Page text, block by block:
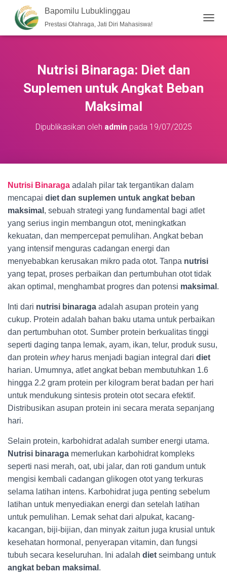
Bapomilu Lubuklinggau
Prestasi Olahraga, Jati Diri Mahasiswa!
O
Nutrisi Binaraga: Diet dan
Suplemen untuk Angkat Beban
Maksimal
Dipublikasikan oleh adminpada 19/07/2025
Nutrisi Binaraga adalah pilar tak tergantikan dalam
mencapai diet dan suplemen untuk angkat beban
maksimal , sebuah strategi yang fundamental bagi atlet
yang serius ingin membangun otot, meningkatkan
kekuatan, dan mempercepat pemulihan. Angkat beban
yang intensif menguras cadangan energi dan
menyebabkan kerusakan mikro pada otot. Tanpa nutrisi
yang tepat, proses perbaikan dan pertumbuhan otot tidak
akan optimal, menghambat progres dan potensi maksimal .
Inti dari nutrisi binaraga adalah asupan protein yang
cukup. Protein adalah bahan baku utama untuk perbaikan
dan pertumbuhan otot. Sumber protein berkualitas tinggi
seperti daging tanpa lemak, ayam, ikan, telur, produk susu,
dan protein wheyharus menjadi bagian integral dari diet
harian. Umumnya, atlet angkat beban membutuhkan 1.6
hingga 2.2 gram protein per kilogram berat badan per hari
untuk mendukung sintesis protein otot secara efektif.
Distribusikan asupan protein ini secara merata sepanjang
hari.
Selain protein, karbohidrat adalah sumber energi utama.
Nutrisi binaraga memerlukan karbohidrat kompleks
seperti nasi merah, oat, ubi jalar, dan roti gandum untuk
mengisi kembali cadangan glikogen otot yang terkuras
selama latihan intens. Karbohidrat juga penting sebelum
latihan untuk menyediakan energi dan setelah latihan
untuk pemulihan. Lemak sehat dari alpukat, kacang-
kacangan, biji-bijian, dan minyak zaitun juga krusial untuk
kesehatan hormonal, penyerapan vitamin, dan fungsi
tubuh secara keseluruhan. Ini adalah diet seimbang untuk
angkat beban maksimal .